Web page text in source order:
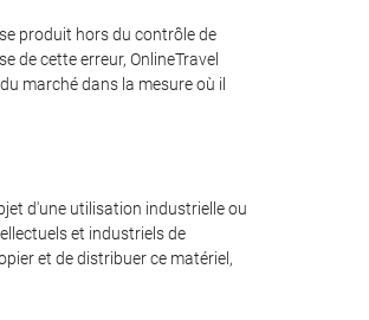
produit hors du contrôle de
de cette erreur, OnlineTravel
marché dans la mesure où il
d'une utilisation industrielle ou
et industriels de
et de distribuer ce matériel,